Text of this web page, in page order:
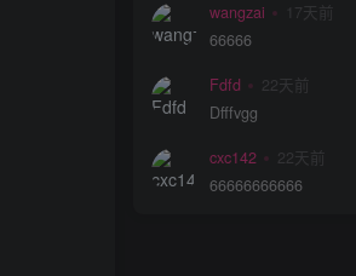
wangzai 17天前
66666
Fdfd 22天前
Dfffvgg
cxc142 22天前
66666666666